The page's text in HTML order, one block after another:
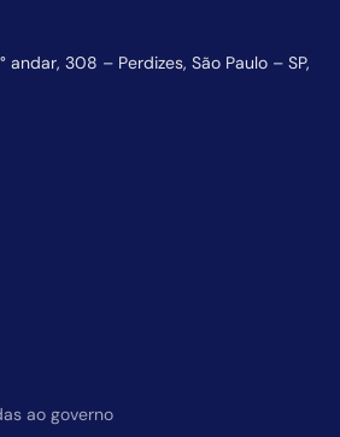
andar, 308 – Perdizes, São Paulo – SP,
ao governo